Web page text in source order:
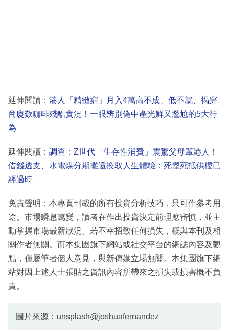
延伸閱讀： 港人「精緻窮」月入4萬高不成、低不就、揭穿
商廈歎咖啡殘酷實況！一眼辨別偽中產光鮮又尷尬的5大行
為
延伸閱讀： 調查：Z世代「生存性消費」震驚父母輩港人！
借錢透支、水電煤分期攤還換取人生體驗：死慳死抵供樓已
經過時
免責聲明：本專頁刊載的所有投資分析技巧，只可作參考用
途。市場瞬息萬變，讀者在作出投資決定前理應審慎，並主
動掌握市場最新狀況。若不幸招致任何損失，概與本刊及相
關作者無關。而本集團旗下網站或社交平台的網誌內容及觀
點，僅屬筆者個人意見，與新傳媒立場無關。本集團旗下網
站對因上述人士張貼之資訊內容所帶來之損失或損害概不負
責。
圖片來源：unsplash@joshuafernandez